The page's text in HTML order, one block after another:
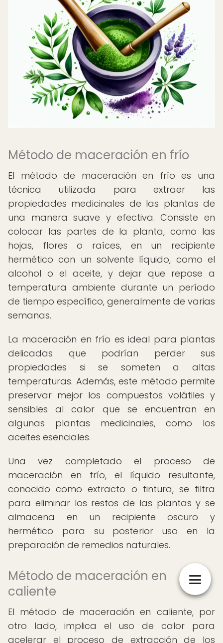
Método de maceración en frío
El método de maceración en frío es una
técnica utilizada para extraer las
propiedades medicinales de las plantas de
una manera suave y efectiva. Consiste en
colocar las partes de la planta, como las
hojas, flores o raíces, en un recipiente
hermético con un solvente líquido, como el
alcohol o el aceite, y dejar que repose a
temperatura ambiente durante un período
de tiempo específico, generalmente de varias
semanas.
La maceración en frío es ideal para plantas
delicadas que podrían perder sus
propiedades si se someten a altas
temperaturas. Además, este método permite
preservar mejor los compuestos volátiles y
sensibles al calor que se encuentran en
algunas plantas medicinales, como los
aceites esenciales.
Una vez completado el proceso de
maceración en frío, el líquido resultante,
conocido como extracto o tintura, se filtra
para eliminar los restos de las plantas y se
almacena en un recipiente oscuro y
hermético para su posterior uso en la
preparación de remedios naturales.
Método de maceración en
caliente
El método de maceración en caliente, por
otro lado, implica el uso de calor para
acelerar el proceso de extracción de los